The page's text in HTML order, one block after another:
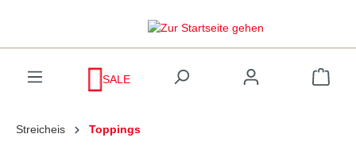
SALE
Streicheis Toppings